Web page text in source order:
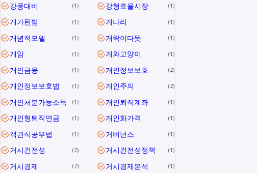
강풍대비 1 강형효율시장 1
개가된범 1 개나리 1
개념적모델 1 개락이다뜻 1
개암 1 개와고양이 1
개인금융 1 개인정보보호 2
개인정보보호법 1 개인주의 2
개인처분가능소득 1 개인퇴직계좌 1
개인형퇴직연금 1 개인화가격 1
객관식공부법 1 거버넌스 1
거시건전성 2 거시건전성정책 1
거시경제 7 거시경제분석 1